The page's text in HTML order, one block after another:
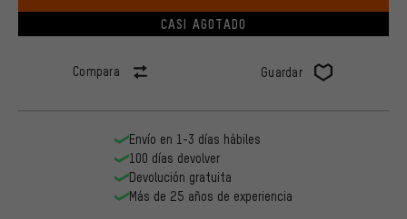
CASI AGOTADO
Compara Guardar
Envío en 1-3 días hábiles
100 días devolver
Devolución gratuita
Más de 25 años de experiencia